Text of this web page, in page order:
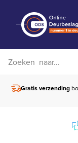
Vóór 15.00